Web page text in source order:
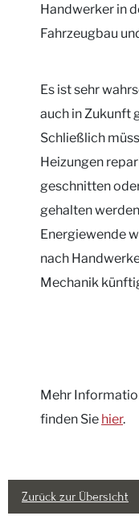
Zurück zur Übersicht
Handwerker in
Fahrzeugbau
Es ist sehr
auch in Zukunft
Schließlich
Heizungen
geschnitten
gehalten
Energiewende
nach
Mechanik
Mehr
finden Sie hier.